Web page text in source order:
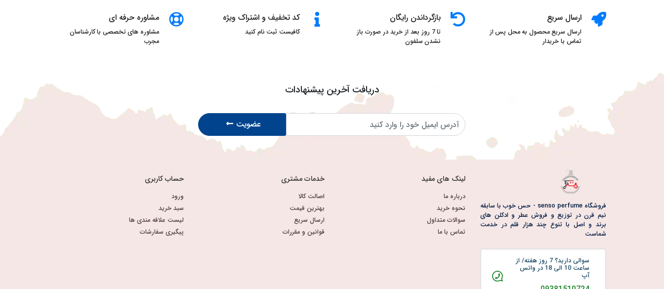
ارسال سریع
ارسال سریع محصول به محل پس از
تماس با خریدار
بازگرداندن رایگان
تا 7 روز بعد از خرید در صورت باز
نشدن سلفون
کد تخفیف و اشتراک ویژه
کافیست ثبت نام کنید
مشاوره حرفه ای
مشاوره های تخصصی با کارشناسان
مجرب
دریافت آخرین پیشنهادات
عضویت
فروشگاه senso perfume - حس خوب با سابقه
نیم قرن در توزیع و فروش عطر و ادکلن های
برند و اصل با تنوع چند هزار قلم در خدمت
شماست
سوالی دارید؟ 7 روز هفته/ از
ساعت 10 الی 18 در واتس
آپ
لینک های مفید
درباره ما
نحوه خرید
سوالات متداول
تماس با ما
خدمات مشتری
اصالت کالا
بهترین قیمت
ارسال سریع
قوانین و مقررات
حساب کاربری
ورود
سبد خرید
لیست علاقه مندی ها
پیگیری سفارشات